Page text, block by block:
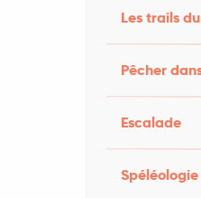
Les trails
Pêcher
Escalade
Spéléologie